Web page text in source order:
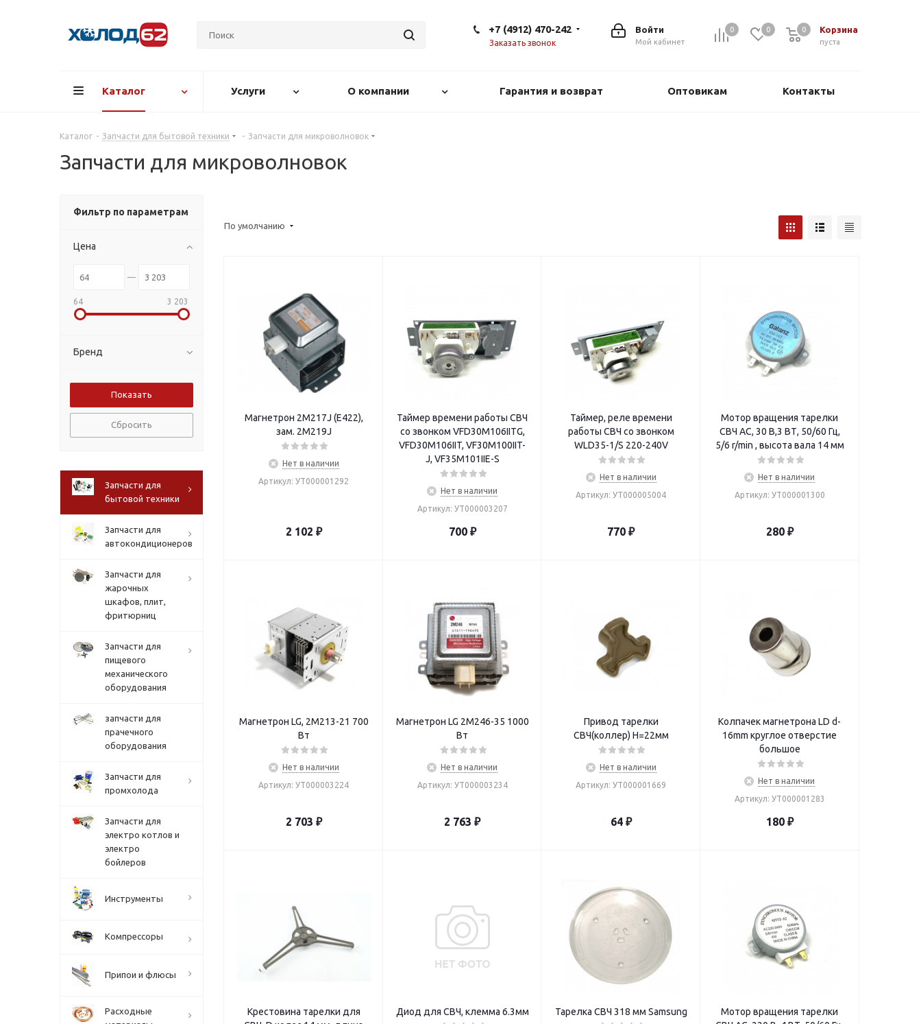
0 0 Корзина
0
пуста
0
Войти
Мой кабинет
+7 (4912) 470-242
Заказать звонок
Каталог Услуги О компании Гарантия и возврат Оптовикам Контакты
Каталог - Запчасти для бытовой техники - Запчасти для микроволновок
Запчасти для микроволновок
По умолчанию
Магнетрон 2M217J (E422),
зам. 2M219J
Нет в наличии
Артикул: УТ000001292
2 102 ₽
Таймер времени работы СВЧ
со звонком VFD30M106IITG,
VFD30M106IIT, VF30M100IIT-
J, VF35M101IIE-S
Нет в наличии
Артикул: УТ000003207
700₽
Таймер, реле времени
работы СВЧ со звонком
WLD35-1/S 220-240V
Нет в наличии
Артикул: УТ000005004
770 ₽
Мотор вращения тарелки
СВЧ AC, 30 В,3 ВТ, 50/60 Гц,
5/6 r/min , высота вала 14 мм
Нет в наличии
Артикул: УТ000001300
280₽
Магнетрон LG, 2M213-21 700
Вт
Нет в наличии
Артикул: УТ000003224
2 703 ₽
Магнетрон LG 2M246-35 1000
Вт
Нет в наличии
Артикул: УТ000003234
2 763 ₽
Привод тарелки
СВЧ(коллер) Н=22мм
Нет в наличии
Артикул: УТ000001669
64₽
Колпачек магнетрона LD d-
16mm круглое отверстие
большое
Нет в наличии
Артикул: УТ000001283
180₽
Крестовина тарелки для
Диод для СВЧ, клемма 6.3мм Тарелка СВЧ 318 мм Samsung
Мотор вращения тарелки
Фильтр по параметрам
Цена
64 3 203
Бренд
Сбросить
Запчасти для
бытовой техники
Запчасти для
автокондиционеров
Запчасти для
жарочных
шкафов, плит,
фритюрниц
Запчасти для
пищевого
механического
оборудования
запчасти для
прачечного
оборудования
Запчасти для
промхолода
Запчасти для
электро котлов и
электро
бойлеров
Инструменты
Компрессоры
Припои и флюсы
Расходные